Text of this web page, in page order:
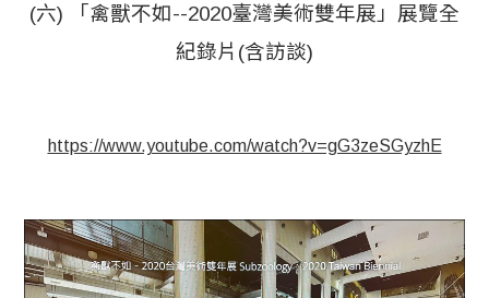
(六) 「禽獸不如--2020臺灣美術雙年展」展覽全
紀錄片(含訪談)
https://www.youtube.com/watch?v=gG3zeSGyzhE